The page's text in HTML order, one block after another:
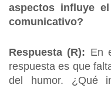
aspectos influye
comunicativo?
Respuesta (R): En
respuesta es que
del humor. ¿Qué